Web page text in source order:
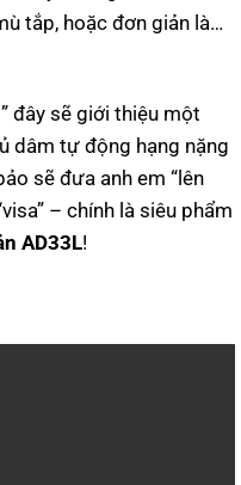
tắp, hoặc đơn giản là…
đây sẽ giới thiệu một
dâm tự động hạng nặng
sẽ đưa anh em “lên
– chính là siêu phẩm
AD33L!